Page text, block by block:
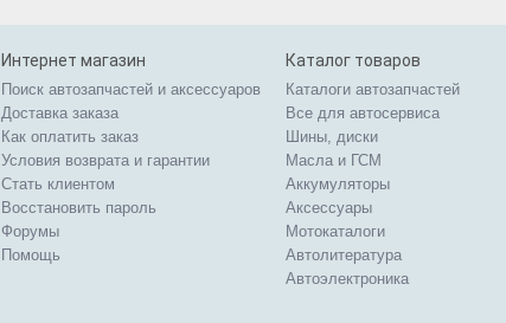
Интернет магазин
Поиск автозапчастей и аксессуаров
Доставка заказа
Как оплатить заказ
Условия возврата и гарантии
Стать клиентом
Восстановить пароль
Форумы
Помощь
Каталог товаров
Каталоги автозапчастей
Все для автосервиса
Шины, диски
Масла и ГСМ
Аккумуляторы
Аксессуары
Мотокаталоги
Автолитература
Автоэлектроника